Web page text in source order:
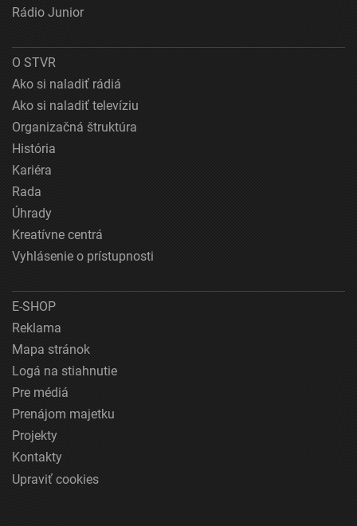
Rádio Junior
O STVR
Ako si naladiť rádiá
Ako si naladiť televíziu
Organizačná štruktúra
História
Kariéra
Rada
Úhrady
Kreatívne centrá
Vyhlásenie o prístupnosti
E-SHOP
Reklama
Mapa stránok
Logá na stiahnutie
Pre médiá
Prenájom majetku
Projekty
Kontakty
Upraviť cookies